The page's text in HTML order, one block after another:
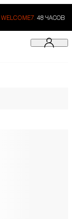
WELCOME7. 48 ЧАСОВ